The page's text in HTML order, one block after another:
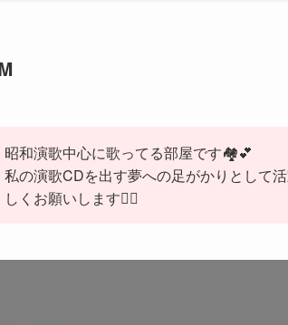
昭和演歌中心に歌ってる部屋です🏘💕
私の演歌CDを出す夢への足がかりとして
しくお願いします🙇‍♀️